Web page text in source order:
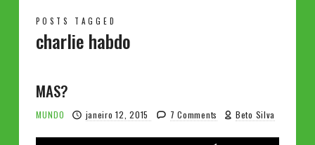
POSTS TAGGED
charlie habdo
MAS?
MUNDO janeiro 12, 2015 7 Comments Beto Silva